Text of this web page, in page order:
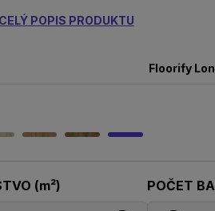
POPIS PRODUKTU
Floorify
(m²) POČET